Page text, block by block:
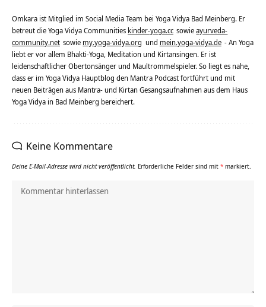
Omkara ist Mitglied im Social Media Team bei Yoga Vidya Bad Meinberg. Er
betreut die Yoga Vidya Communities kinder-yoga.cc sowieayurveda-
community.net sowie my.yoga-vidya.org und mein.yoga-vidya.de - An Yoga
liebt er vor allem Bhakti-Yoga, Meditation und Kirtansingen. Er ist
leidenschaftlicher Obertonsänger und Maultrommelspieler. So liegt es nahe,
dass er im Yoga Vidya Hauptblog den Mantra Podcast fortführt und mit
neuen Beiträgen aus Mantra- und Kirtan Gesangsaufnahmen aus dem Haus
Yoga Vidya in Bad Meinberg bereichert.
Keine Kommentare
Deine E-Mail-Adresse wird nicht veröffentlicht. Erforderliche Felder sind mit * markiert.